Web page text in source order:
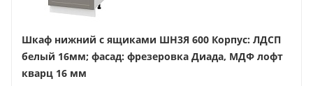
Шкаф нижний с ящиками ШН3Я 600 Корпус: ЛДСП
белый 16мм; фасад: фрезеровка Диада, МДФ лофт
кварц 16 мм